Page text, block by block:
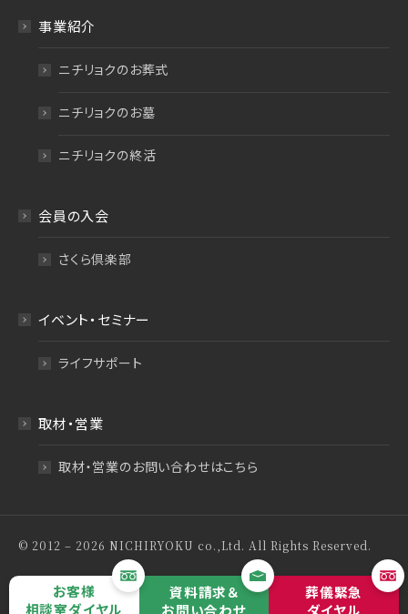
お客様
相談室ダイヤル
資料請求＆
お問い合わせ
葬儀緊急
ダイヤル
事業紹介
ニチリョクのお葬式
ニチリョクのお墓
ニチリョクの終活
会員の入会
さくら倶楽部
イベント・セミナー
ライフサポート
取材・営業
取材・営業のお問い合わせはこちら
© 2012 – 2026 NICHIRYOKU co.,Ltd. All Rights Reserved.
特定商取引法について プライバシーポリシー